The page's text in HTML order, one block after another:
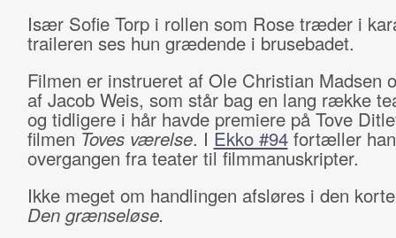
Især Sofie Torp i rollen som Rose træder i
traileren ses hun grædende i brusebadet.
Filmen er instrueret af Ole Christian Madsen
af Jacob Weis, som står bag en lang række
og tidligere i hår havde premiere på Tove
filmen Toves værelse. I Ekko #94fortæller
overgangen fra teater til filmmanuskripter.
Ikke meget om handlingen afsløres i den
Den grænseløse.